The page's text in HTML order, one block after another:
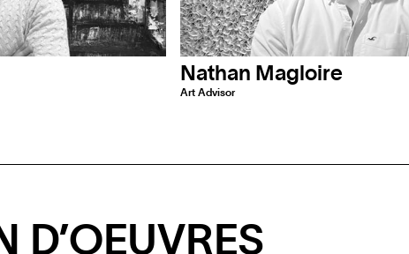
Nathan Magloire
Art Advisor
D’OEUVRES